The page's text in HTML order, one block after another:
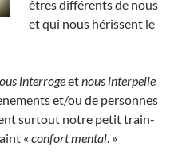
êtres différents de nous
et qui nous hérissent le
interrogeetnous interpelle
et/ou de personnes
surtout notre petit train-
« confort mental . »